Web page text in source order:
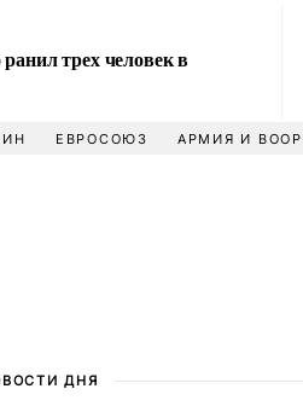
трех человек в
ЕВРОСОЮЗ АРМИЯ И
ДНЯ